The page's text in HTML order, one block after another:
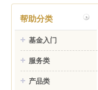
帮助分类
基金入门
服务类
产品类